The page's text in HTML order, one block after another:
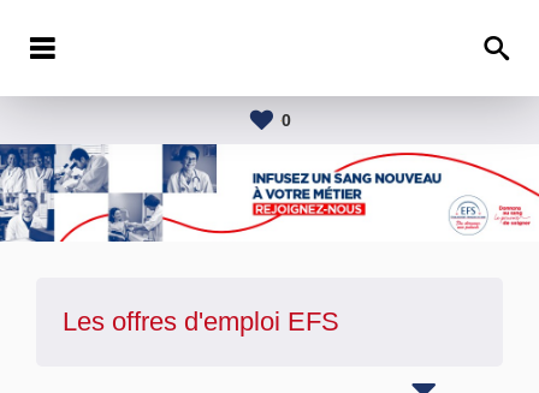
0
Les offres d'emploi EFS